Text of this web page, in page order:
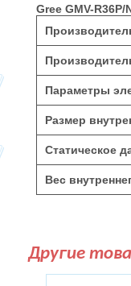
Gree GMV-R36P/
Параметры
Размер
Статическое
Вес
Другие